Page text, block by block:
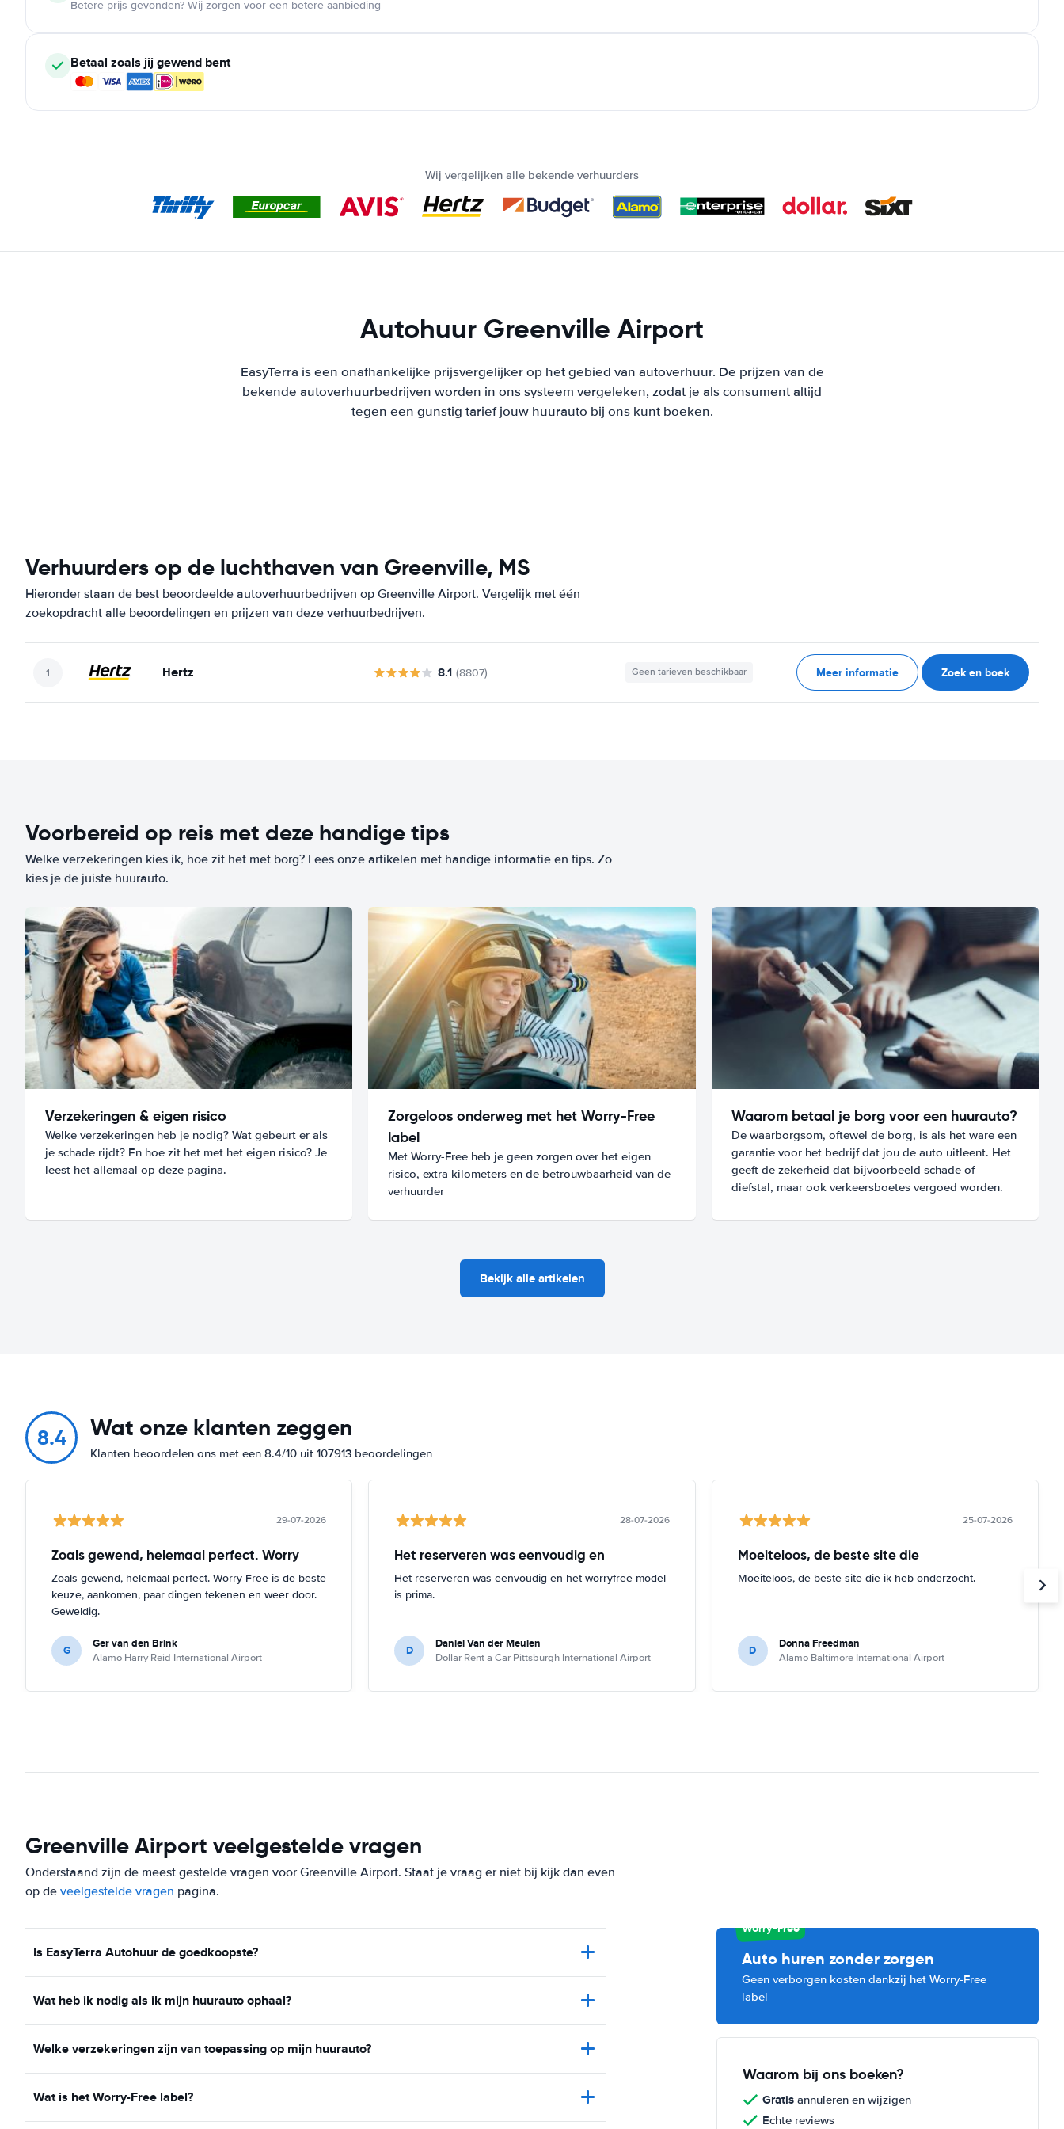
Betere prijs gevonden? Wij zorgen voor een betere aanbieding
Betaal zoals jij gewend bent
Wij vergelijken alle bekende verhuurders
Autohuur Greenville Airport
EasyTerra is een onafhankelijke prijsvergelijker op het gebied van autoverhuur. De prijzen van de
bekende autoverhuurbedrijven worden in ons systeem vergeleken, zodat je als consument altijd
tegen een gunstig tarief jouw huurauto bij ons kunt boeken.
Verhuurders op de luchthaven van Greenville, MS
Hieronder staan de best beoordeelde autoverhuurbedrijven op Greenville Airport. Vergelijk met één
zoekopdracht alle beoordelingen en prijzen van deze verhuurbedrijven.
Hertz 8.1 (8807) Geen tarieven beschikbaar Meer informatie Zoek en boek
Voorbereid op reis met deze handige tips
Welke verzekeringen kies ik, hoe zit het met borg? Lees onze artikelen met handige informatie en tips. Zo
kies je de juiste huurauto.
Verzekeringen & eigen risico
Welke verzekeringen heb je nodig? Wat gebeurt er als
je schade rijdt? En hoe zit het met het eigen risico? Je
leest het allemaal op deze pagina.
Zorgeloos onderweg met het Worry-Free
label
Met Worry-Free heb je geen zorgen over het eigen
risico, extra kilometers en de betrouwbaarheid van de
verhuurder
Waarom betaal je borg voor een huurauto?
De waarborgsom, oftewel de borg, is als het ware een
garantie voor het bedrijf dat jou de auto uitleent. Het
geeft de zekerheid dat bijvoorbeeld schade of
diefstal, maar ook verkeersboetes vergoed worden.
Bekijk alle artikelen
8.4 Wat onze klanten zeggen
Klanten beoordelen ons met een 8.4/10 uit 107913 beoordelingen
29-07-2026
Zoals gewend, helemaal perfect. Worry
Zoals gewend, helemaal perfect. Worry Free is de beste
keuze, aankomen, paar dingen tekenen en weer door.
Geweldig.
G Ger van den Brink
Alamo Harry Reid International Airport
28-07-2026
Het reserveren was eenvoudig en
Het reserveren was eenvoudig en het worryfree model
is prima.
D Daniel Van der Meulen
Dollar Rent a Car Pittsburgh International Airport
25-07-2026
Moeiteloos, de beste site die
Moeiteloos, de beste site die ik heb onderzocht.
D Donna Freedman
Alamo Baltimore International Airport
Greenville Airport veelgestelde vragen
Onderstaand zijn de meest gestelde vragen voor Greenville Airport. Staat je vraag er niet bij kijk dan even
op de veelgestelde vragen pagina.
Is EasyTerra Autohuur de goedkoopste?
Wat heb ik nodig als ik mijn huurauto ophaal?
Welke verzekeringen zijn van toepassing op mijn huurauto?
Wat is het Worry-Free label?
Worry-Free
Auto huren zonder zorgen
Geen verborgen kosten dankzij het Worry-Free
label
Waarom bij ons boeken?
Gratis annuleren en wijzigen
Echte reviews